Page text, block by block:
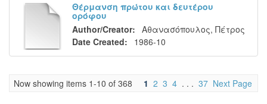
Θέρμανση πρώτου και δευτέρου
ορόφου
Author/Creator: Αθανασόπουλος, Πέτρος
Date Created:
1986-10
Now showing items 1-10 of 368 1 2 3 4 . . . 37 Next Page